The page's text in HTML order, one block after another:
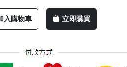
入購物車 立即購買